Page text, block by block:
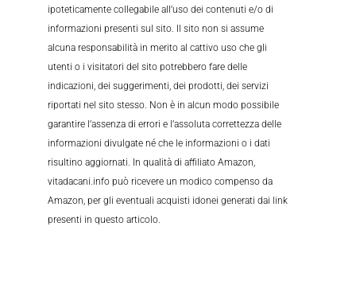
ipoteticamente collegabile all’uso dei contenuti e/o di
informazioni presenti sul sito. Il sito non si assume
alcuna responsabilità in merito al cattivo uso che gli
utenti o i visitatori del sito potrebbero fare delle
indicazioni, dei suggerimenti, dei prodotti, dei servizi
riportati nel sito stesso. Non è in alcun modo possibile
garantire l’assenza di errori e l’assoluta correttezza delle
informazioni divulgate né che le informazioni o i dati
risultino aggiornati. In qualità di affiliato Amazon,
vitadacani.info può ricevere un modico compenso da
Amazon, per gli eventuali acquisti idonei generati dai link
presenti in questo articolo.